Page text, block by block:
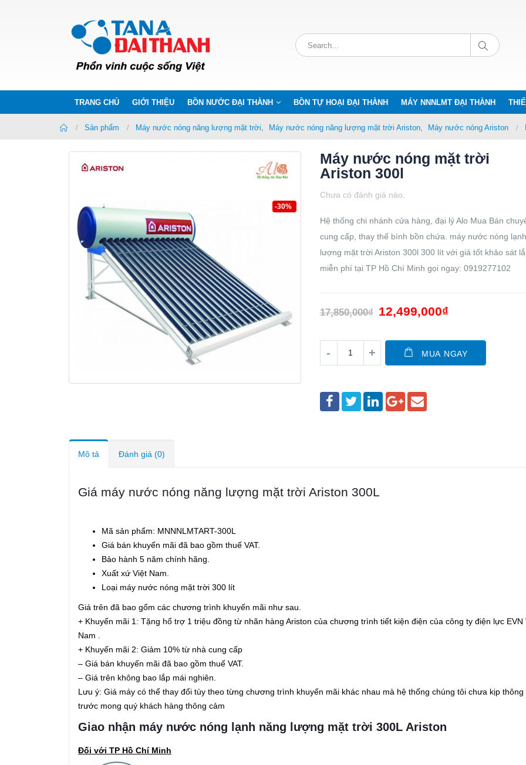
TRANG CHỦ GIỚI THIỆU BỒN NƯỚC ĐẠI THÀNH BỒN TỰ HOẠI ĐẠI THÀNH MÁY NNNLMT ĐẠI THÀNH
Home
Sản phẩm Máy nước nóng năng lượng mặt trời, Máy nước nóng năng lượng mặt trời Ariston, Máy nước nóng Ariston
-30%
Máy nước nóng mặt trời
Ariston 300l
Chưa có đánh giá nào.
Hệ thống chi nhánh cửa hàng, đại lý Alo Mua Bán
cung cấp, thay thế bình bồn chứa. máy nước nóng
lượng mặt trời Ariston 300l 300 lít với giá tốt khảo sát
miễn phí tại TP Hồ Chí Minh gọi ngay: 0919277102
17,850,000₫ 12,499,000₫
MUA NGAY
Mô tả Đánh giá (0)
Giá máy nước nóng năng lượng mặt trời Ariston 300L
Mã sản phẩm: MNNNLMTART-300L
Giá bán khuyến mãi đã bao gồm thuế VAT.
Bảo hành 5 năm chính hãng.
Xuất xứ Việt Nam.
Loại máy nước nóng mặt trời 300 lít
Giá trên đã bao gổm các chương trình khuyến mãi như sau.
+ Khuyến mãi 1: Tặng hổ trợ 1 triệu đồng từ nhãn hàng Ariston của chương trình tiết kiện điện của công ty điện lực EVN
Nam .
+ Khuyến mãi 2: Giảm 10% từ nhà cung cấp
– Giá bán khuyến mãi đã bao gồm thuế VAT.
– Giá trên không bao lắp mái nghiên.
Lưu ý: Giá máy có thể thay đổi tùy theo từng chương trình khuyến mãi khác nhau mà hệ thống chúng tôi chưa kịp thông
trước mong quý khách hàng thông cảm
Giao nhận máy nước nóng lạnh năng lượng mặt trời 300L Ariston
Đối với TP Hồ Chí Minh